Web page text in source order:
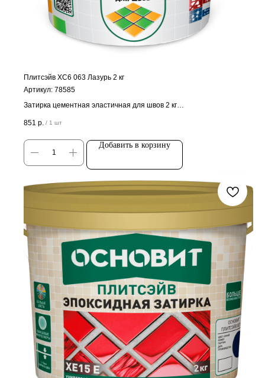
Плитсэйв ХС6 063 Лазурь 2 кг
Артикул: 78585
Затирка цементная эластичная для швов 2 кг
Цена за штуку
851 р. / 1 шт
Добавить в корзину